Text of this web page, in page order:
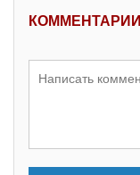
КОММЕНТАРИИ